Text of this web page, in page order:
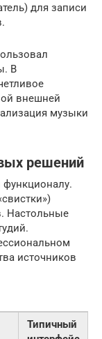
для записи
В
внешней
музыки
решений
функционалу.
Настольные
источников
Типичный